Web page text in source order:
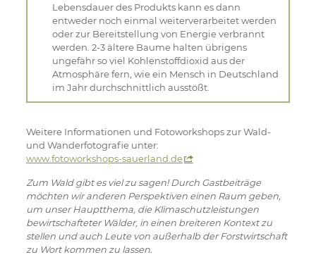
Lebensdauer des Produkts kann es dann
entweder noch einmal weiterverarbeitet werden
oder zur Bereitstellung von Energie verbrannt
werden. 2-3 ältere Baume halten übrigens
ungefähr so viel Kohlenstoffdioxid aus der
Atmosphäre fern, wie ein Mensch in Deutschland
im Jahr durchschnittlich ausstößt.
Weitere Informationen und Fotoworkshops zur Wald-
und Wanderfotografie unter:
www.fotoworkshops-sauerland.de
Zum Wald gibt es viel zu sagen! Durch Gastbeiträge
möchten wir anderen Perspektiven einen Raum geben,
um unser Hauptthema, die Klimaschutzleistungen
bewirtschafteter Wälder, in einen breiteren Kontext zu
stellen und auch Leute von außerhalb der Forstwirtschaft
zu Wort kommen zu lassen.